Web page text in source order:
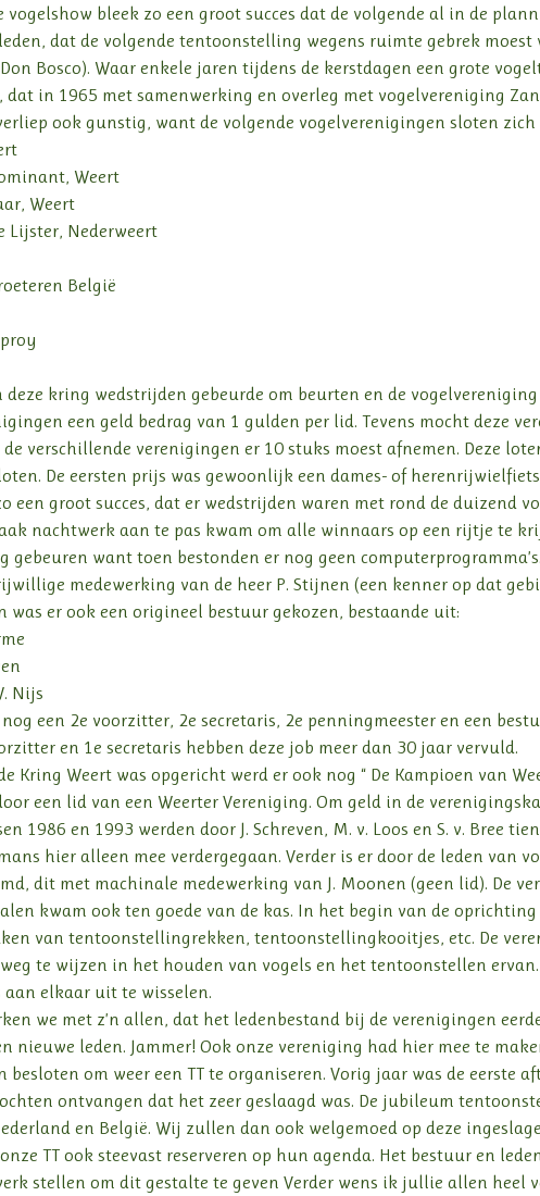
vogelshow bleek zo een groot succes dat de volgende al in de
dat de volgende tentoonstelling wegens ruimte gebrek moest
Bosco). Waar enkele jaren tijdens de kerstdagen een grote
in 1965 met samenwerking en overleg met vogelvereniging
ook gunstig, want de volgende vogelverenigingen sloten
Weert
Weert
Lijster, Nederweert
België
deze kring wedstrijden gebeurde om beurten en de
een geld bedrag van 1 gulden per lid. Tevens mocht deze
verschillende verenigingen er 10 stuks moest afnemen. Deze
De eersten prijs was gewoonlijk een dames- of
een groot succes, dat er wedstrijden waren met rond de duizend
nachtwerk aan te pas kwam om alle winnaars op een rijtje te
gebeuren want toen bestonden er nog geen computerprogramma’s.
medewerking van de heer P. Stijnen (een kenner op dat
was er ook een origineel bestuur gekozen, bestaande uit:
Nijs
een 2e voorzitter, 2e secretaris, 2e penningmeester en een
en 1e secretaris hebben deze job meer dan 30 jaar vervuld.
Kring Weert was opgericht werd er ook nog “ De Kampioen van
een lid van een Weerter Vereniging. Om geld in de
1986 en 1993 werden door J. Schreven, M. v. Loos en S. v. Bree
hier alleen mee verdergegaan. Verder is er door de leden van
dit met machinale medewerking van J. Moonen (geen lid). De
kwam ook ten goede van de kas. In het begin van de
van tentoonstellingrekken, tentoonstellingkooitjes, etc. De
te wijzen in het houden van vogels en het tentoonstellen
aan elkaar uit te wisselen.
we met z’n allen, dat het ledenbestand bij de verenigingen
nieuwe leden. Jammer! Ook onze vereniging had hier mee te
besloten om weer een TT te organiseren. Vorig jaar was de eerste
ontvangen dat het zeer geslaagd was. De jubileum
en België. Wij zullen dan ook welgemoed op deze
TT ook steevast reserveren op hun agenda. Het bestuur en
stellen om dit gestalte te geven Verder wens ik jullie allen heel